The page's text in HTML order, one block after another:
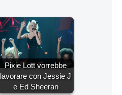
Pixie Lott vorrebbe
lavorare con Jessie J
e Ed Sheeran